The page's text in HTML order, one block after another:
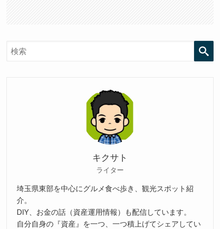
キクサト
ライター
埼玉県東部を中心にグルメ食べ歩き、観光スポット紹
介。
DIY、お金の話（資産運用情報）も配信しています。
自分自身の『資産』を一つ、一つ積上げてシェアしてい